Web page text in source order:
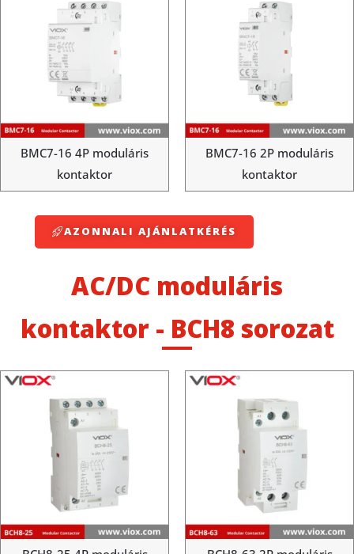
BMC7-16 4P moduláris
kontaktor
BMC7-16 2P moduláris
kontaktor
AZONNALI AJÁNLATKÉRÉS
AC/DC moduláris
kontaktor - BCH8 sorozat